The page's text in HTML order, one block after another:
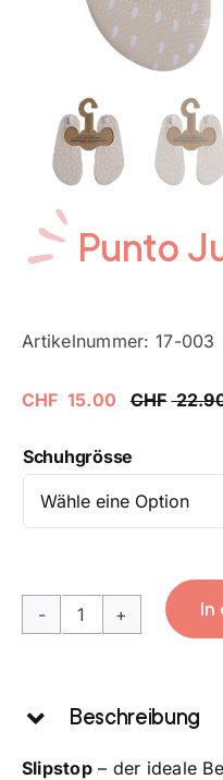
Punto
Artikelnummer:17-003
CHF
CHF 15.00
Schuhgrösse
Punto
In
Beschreibung
Slipstop– der ideale